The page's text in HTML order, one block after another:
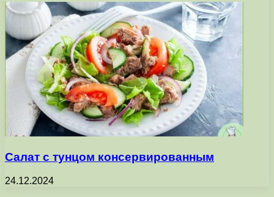
Салат с тунцом консервированным
24.12.2024